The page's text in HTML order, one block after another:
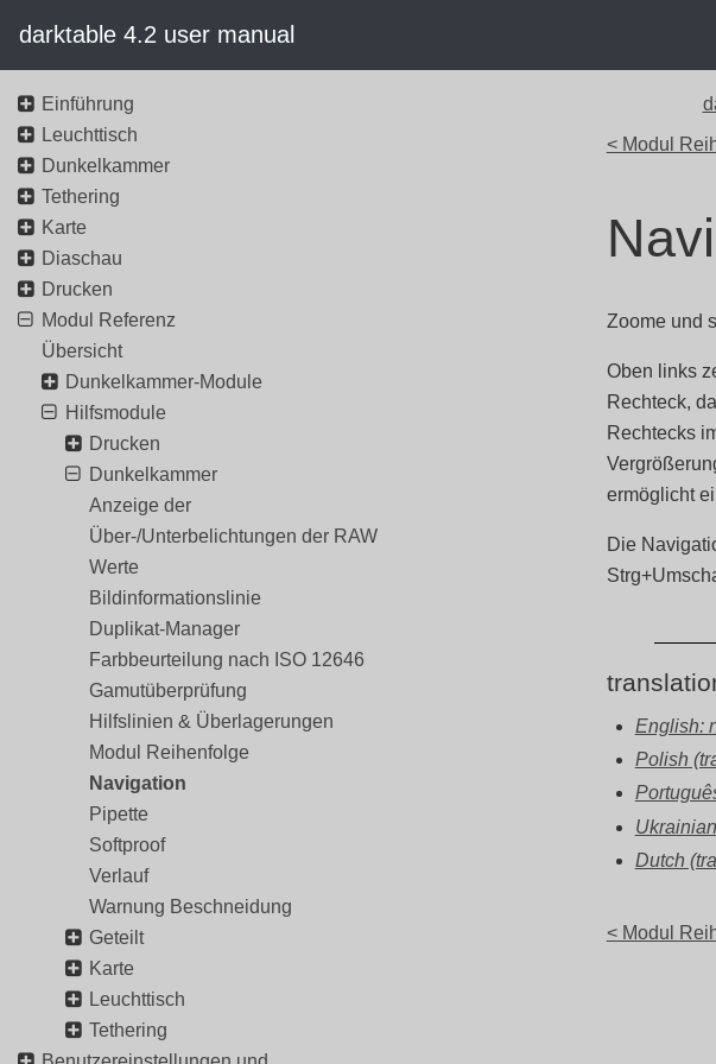
darktable 4.2 user manual
< Modul
Zoome und
Oben links
Rechteck,
Rechtecks
ermöglicht
Die
English:
Polish
Dutch
< Modul
Einführung
Leuchttisch
Dunkelkammer
Tethering
Karte
Diaschau
Drucken
Modul Referenz
Übersicht
Dunkelkammer-Module
Hilfsmodule
Drucken
Dunkelkammer
Anzeige der
Über-/Unterbelichtungen der RAW
Werte
Bildinformationslinie
Duplikat-Manager
Farbbeurteilung nach ISO 12646
Gamutüberprüfung
Hilfslinien & Überlagerungen
Modul Reihenfolge
Navigation
Pipette
Softproof
Verlauf
Warnung Beschneidung
Geteilt
Karte
Leuchttisch
Tethering